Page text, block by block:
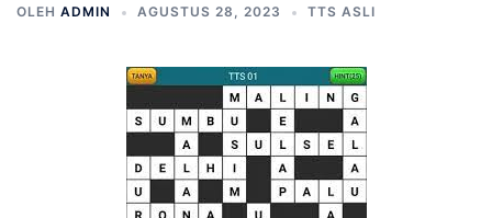
OLEH ADMIN AGUSTUS 28, 2023 TTS ASLI